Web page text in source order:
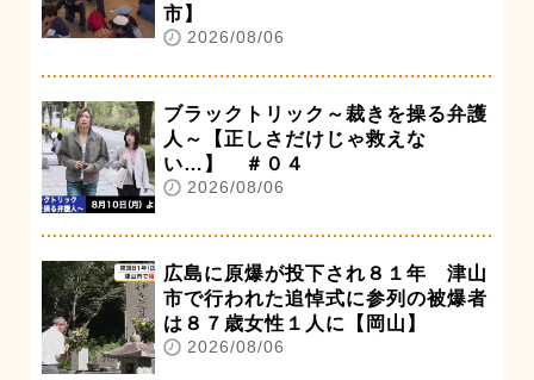
市】
2026/08/06
ブラックトリック～裁きを操る弁護
人～【正しさだけじゃ救えな
い…】 ＃０４
2026/08/06
広島に原爆が投下され８１年 津山
市で行われた追悼式に参列の被爆者
は８７歳女性１人に【岡山】
2026/08/06